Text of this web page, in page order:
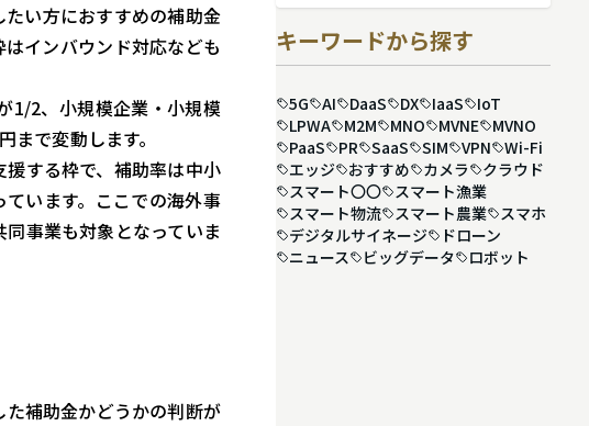
い方におすすめの補助金
インバウンド対応なども
1/2、小規模企業・小規模
で変動します。
する枠で、補助率は中小
います。ここでの海外事
事業も対象となっていま
補助金かどうかの判断が
キーワードから探す
5G AI DaaS DX IaaS
IoT
LPWA
M2M MNO MVNE
MVNO
PaaS
PR SaaS SIM VPN
Wi-Fi
エッジ
おすすめ カメラ
クラウド
スマート〇〇
スマート漁業
スマート物流
スマート農業
スマホ
デジタルサイネージ
ドローン
ニュース
ビッグデータ ロボット